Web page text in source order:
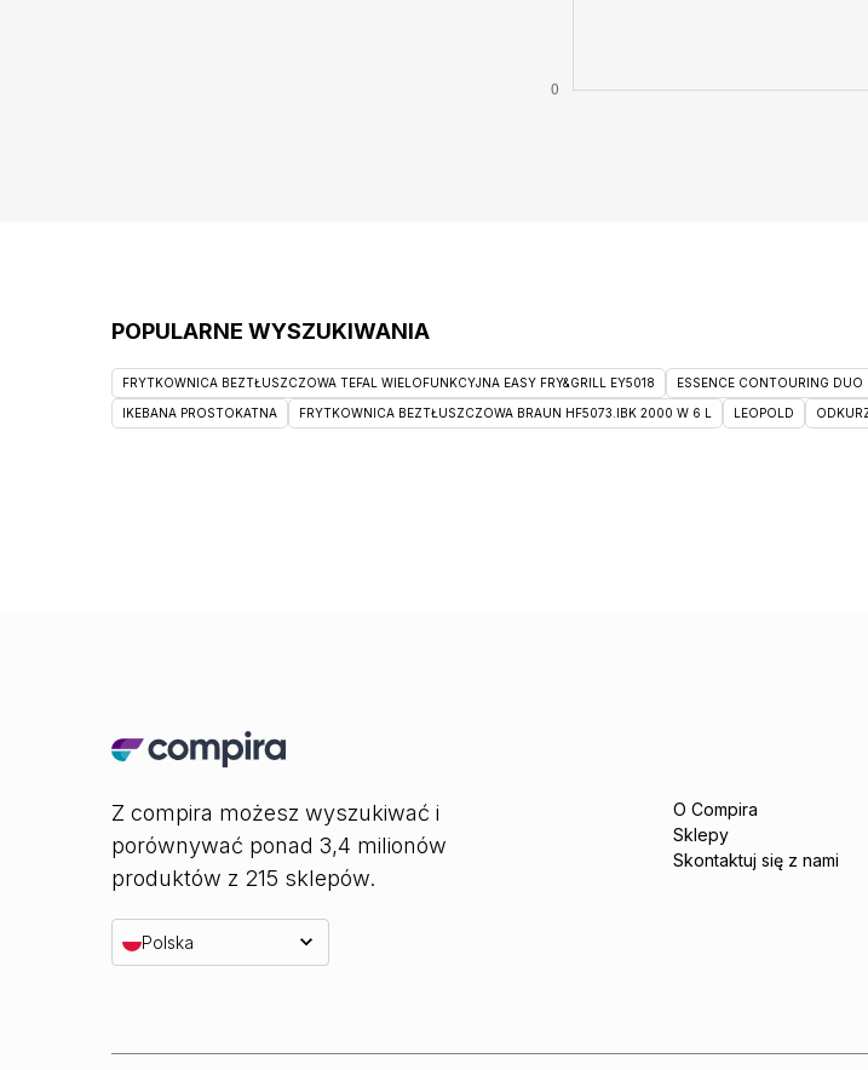
POPULARNE WYSZUKIWANIA
FRYTKOWNICA BEZTŁUSZCZOWA TEFAL WIELOFUNKCYJNA EASY FRY&GRILL EY5018 ESSENCE CONTOURING DUO
IKEBANA PROSTOKATNA FRYTKOWNICA BEZTŁUSZCZOWA BRAUN HF5073.IBK 2000 W 6 L LEOPOLD
Z compira możesz wyszukiwać i
porównywać ponad 3,4 milionów
produktów z 215 sklepów.
Polska
O Compira
Sklepy
Skontaktuj się z nami